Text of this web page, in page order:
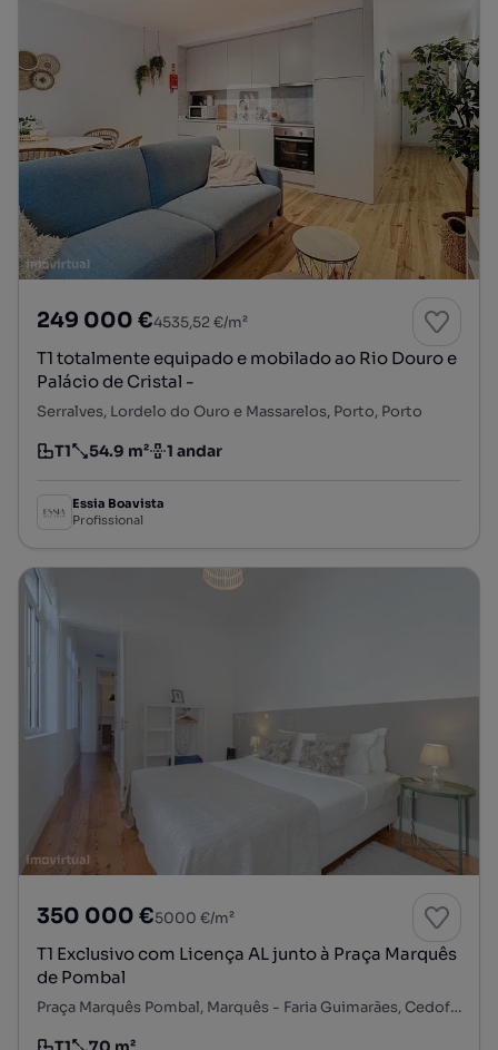
249 000 €4535,52 €/m²
T1 totalmente equipado e mobilado ao Rio Douro e
Palácio de Cristal -
Serralves, Lordelo do Ouro e Massarelos, Porto, Porto
Tipologia
T1
Preço por metro quadrado
54.9 m²
Andar 1 andar
Essia Boavista
Profissional
350 000 €5000 €/m²
T1 Exclusivo com Licença AL junto à Praça Marquês
de Pombal
Praça Marquês Pombal, Marquês - Faria Guimarães, Cedofeita, Ildefonso, Sé, Miragaia, Nicolau, Vitória, Porto, Porto